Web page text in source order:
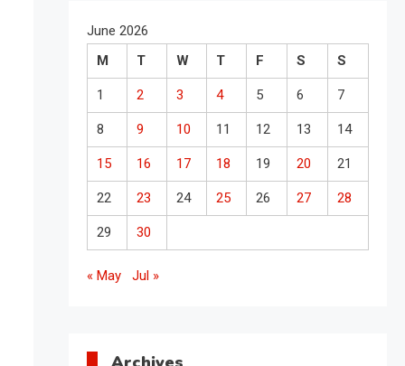
June 2026
M
T W T F S S
1 2 3 4 5 6 7
8 9 10 11 12 13 14
15 16 17 18 19 20 21
22 23 24 25 26 27 28
29 30
« May Jul »